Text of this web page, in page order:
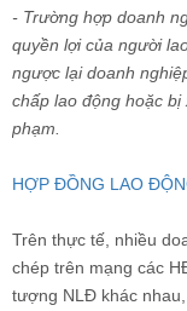
- Trường hợp doanh
quyền lợi của người
ngược lại doanh
chấp lao động hoặc
phạm.
HỢP ĐỒNG LAO
Trên thực tế, nhiều
chép trên mạng các
tượng NLĐ khác